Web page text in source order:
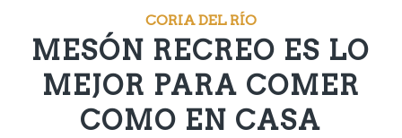
CORIA DEL RÍO
MESÓN RECREO ES LO
MEJOR PARA COMER
COMO EN CASA